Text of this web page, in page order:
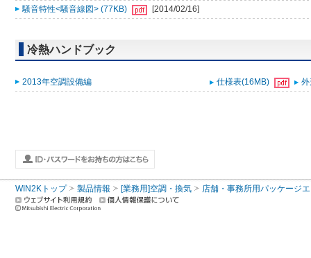
騒音特性<騒音線図> (77KB)
[2014/02/16]
冷熱ハンドブック
2013年空調設備編 仕様表(16MB)
WIN2Kトップ 製品情報 [業務用]空調・換気 店舗・事務所用パッケージ